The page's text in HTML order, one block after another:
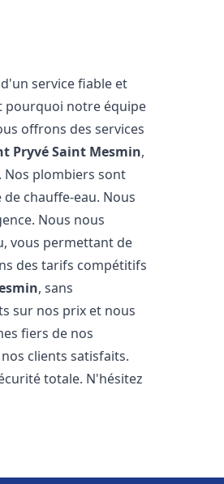
service fiable et
pourquoi notre équipe
offrons des services
Pryvé Saint Mesmin,
Nos plombiers sont
chauffe-eau. Nous
Nous nous
vous permettant de
des tarifs compétitifs
, sans
sur nos prix et nous
fiers de nos
clients satisfaits.
totale. N'hésitez